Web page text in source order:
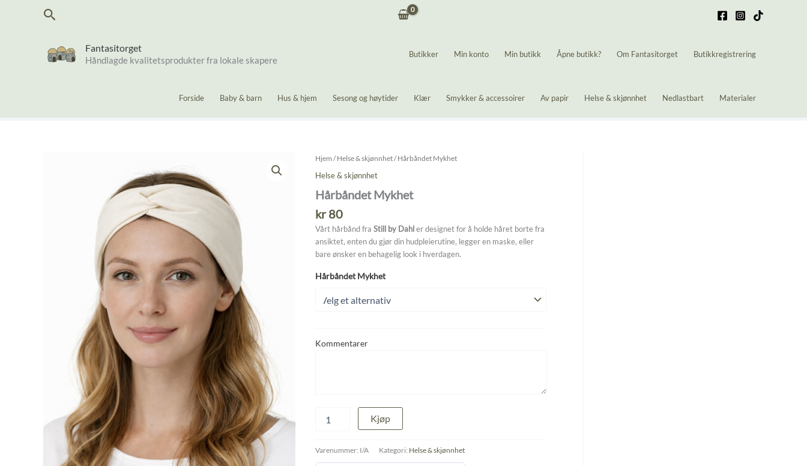
Søk
Fantasitorget
Håndlagde kvalitetsprodukter fra lokale skapere
Butikker Min konto Min butikk Åpne butikk? Om Fantasitorget Butikkregistrering
Forside Baby & barn Hus & hjem Sesong og høytider Klær Smykker & accessoirer Av papir Helse & skjønnhet Nedlastbart Materialer
Hjem /Helse & skjønnhet/ Hårbåndet Mykhet
Helse & skjønnhet
Hårbåndet Mykhet
kr80
Vårt hårbånd fraStill by Dahler designet for å holde håret borte fra
ansiktet, enten du gjør din hudpleierutine, legger en maske, eller
bare ønsker en behagelig look i hverdagen.
Hårbåndet Mykhet
Kommentarer
Mykhet
Kjøp
Varenummer: I/A Kategori: Helse & skjønnhet